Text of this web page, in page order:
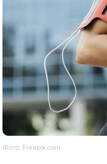
Фото: Freepik.com